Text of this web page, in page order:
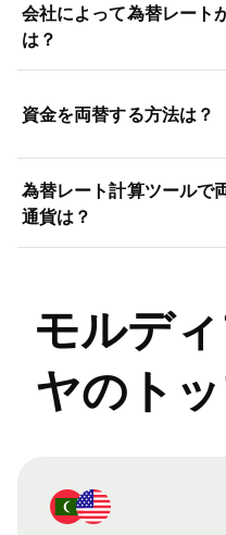
会社によって為替レート
は？
資金を両替する方法は？
為替レート計算ツールで
通貨は？
モルデ
ヤのト